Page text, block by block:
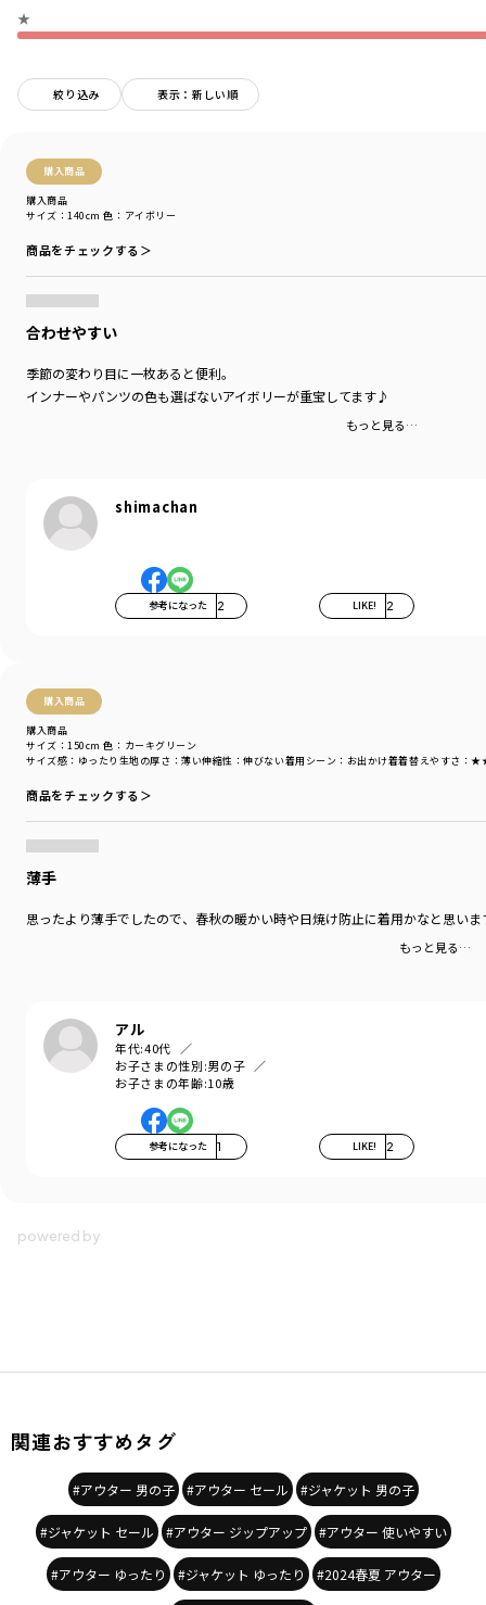
★
絞り込み 表示：新しい順
購入商品
購入商品
サイズ：140cm 色：アイボリー
商品をチェックする＞
合わせやすい
季節の変わり目に一枚あると便利。
インナーやパンツの色も選ばないアイボリーが重宝してます♪
もっと見る…
shimachan
参考になった 2 LIKE! 2
購入商品
購入商品
サイズ感 ：ゆったり 生地の厚さ ：薄い伸縮性 ：伸びない着用シーン ：お出かけ着着替えやすさ ：
サイズ：150cm 色：カーキグリーン
商品をチェックする＞
薄手
思ったより薄手でしたので、春秋の暖かい時や日焼け防止に着用かなと思い
もっと見る…
アル
年代:40代
お子さまの性別:男の子
お子さまの年齢:10歳
参考になった 1 LIKE! 2
ポケット：あり
着用イメージ/カラー：アイボリー
モデル：身長109.0cm 体重17.0kg
ブランド
シーズン
カテゴリ
／ アウター
性別タイプ
商品番号
／11-4101-373
関連おすすめタグ
#アウター 男の子 #アウター セール #ジャケット 男の子
#ジャケット セール #アウター ジップアップ #アウター 使いやすい
#アウター ゆったり #ジャケット ゆったり #2024春夏 アウター